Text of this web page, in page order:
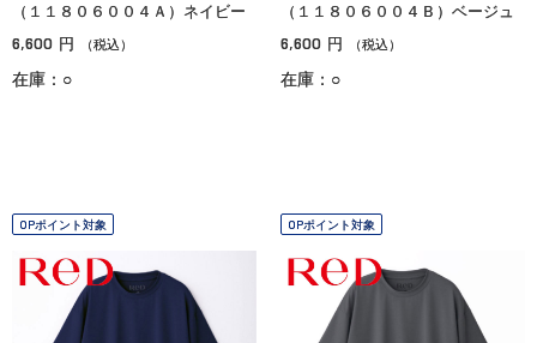
（１１８０６００４Ａ）ネイビー
6,600 円 （税込）
在庫：○
（１１８０６００４Ｂ）ベージュ
6,600 円 （税込）
在庫：○
OPポイント対象 OPポイント対象